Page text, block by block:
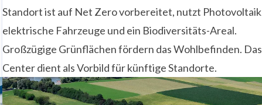
Standort ist auf Net Zero vorbereitet, nutzt
elektrische Fahrzeuge und ein Biodiversitäts-Areal.
Großzügige Grünflächen fördern das Wohlbefinden. Das
Center dient als Vorbild für künftige Standorte.